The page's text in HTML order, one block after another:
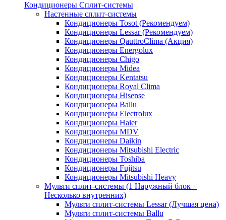
Кондиционеры Сплит-системы
Настенные сплит-системы
Кондиционеры Tosot (Рекомендуем)
Кондиционеры Lessar (Рекомендуем)
Кондиционеры QauttroClima (Акция)
Кондиционеры Energolux
Кондиционеры Chigo
Кондиционеры Midea
Кондиционеры Kentatsu
Кондиционеры Royal Clima
Кондиционеры Hisense
Кондиционеры Ballu
Кондиционеры Electrolux
Кондиционеры Haier
Кондиционеры MDV
Кондиционеры Daikin
Кондиционеры Mitsubishi Electric
Кондиционеры Toshiba
Кондиционеры Fujitsu
Кондиционеры Mitsubishi Heavy
Мульти сплит-системы (1 Наружный блок +
Несколько внутренних)
Мульти сплит-системы Lessar (Лучшая цена)
Мульти сплит-системы Ballu